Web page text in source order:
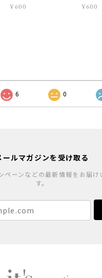
¥600 ¥600
6 0
ールマガジンを受け取る
ペーンなどの最新情報をお届け
す。